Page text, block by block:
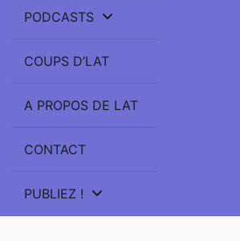
PODCASTS
COUPS D’LAT
A PROPOS DE LAT
CONTACT
PUBLIEZ !